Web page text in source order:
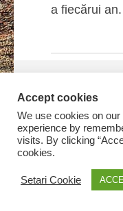
a fiecărui an.
Accept cookies
We use cookies on
experience by
visits. By clicking
cookies.
Setari Cookie